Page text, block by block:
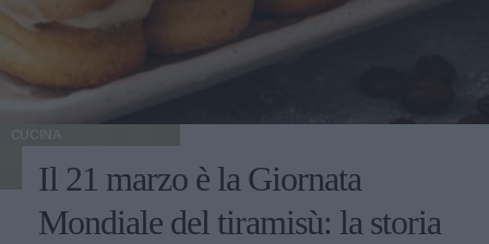
CUCINA
Il 21 marzo è la Giornata
Mondiale del tiramisù: la storia